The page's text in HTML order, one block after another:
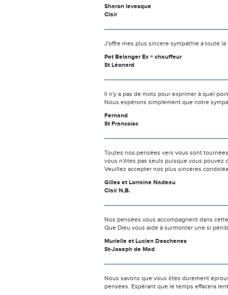
Sharon levesque
Clair
J'offre mes plus sincere sympathie a toute
Pat Belanger Ex = chauffeur
St Léonard
Il n'y a pas de mots pour exprimer à quel
Nous espérons simplement que notre
Fernand
St Francoisc
Toutes nos pensées vers vous sont
vous n'êtes pas seuls puisque vous pouvez
Veuillez accepter nos plus sincères
Gilles et Lorraine Nadeau
Clair N,B.
Nos pensées vous accompagnent dans
Que Dieu vous aide à surmonter une si
Murielle et Lucien Deschenes
St-Joseph de Mad
Nous savons que vous êtes durement
pensées. Espérant que le temps effacera